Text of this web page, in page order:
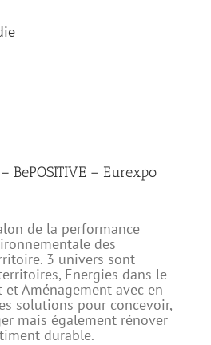
BePOSITIVE – Eurexpo
de la performance
des
3 univers sont
Energies dans le
Aménagement avec en
solutions pour concevoir,
mais également rénover
durable.